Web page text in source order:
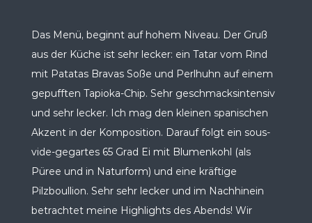
Das Menü, beginnt auf hohem Niveau. Der Gruß
aus der Küche ist sehr lecker: ein Tatar vom Rind
mit Patatas Bravas Soße und Perlhuhn auf einem
gepufften Tapioka-Chip. Sehr geschmacksintensiv
und sehr lecker. Ich mag den kleinen spanischen
Akzent in der Komposition. Darauf folgt ein sous-
vide-gegartes 65 Grad Ei mit Blumenkohl (als
Püree und in Naturform) und eine kräftige
Pilzboullion. Sehr sehr lecker und im Nachhinein
betrachtet meine Highlights des Abends! Wir